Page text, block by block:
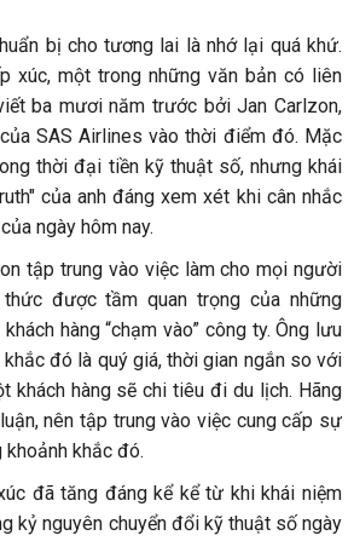
bị cho tương lai là nhớ lại quá khứ.
xúc, một trong những văn bản có liên
ba mươi năm trước bởi Jan Carlzon,
SAS Airlines vào thời điểm đó. Mặc
thời đại tiền kỹ thuật số, nhưng khái
của anh đáng xem xét khi cân nhắc
ngày hôm nay.
tập trung vào việc làm cho mọi người
được tầm quan trọng của những
hàng “chạm vào” công ty. Ông lưu
đó là quý giá, thời gian ngắn so với
khách hàng sẽ chi tiêu đi du lịch. Hãng
nên tập trung vào việc cung cấp sự
khắc đó.
đã tăng đáng kể kể từ khi khái niệm
kỷ nguyên chuyển đổi kỹ thuật số ngày